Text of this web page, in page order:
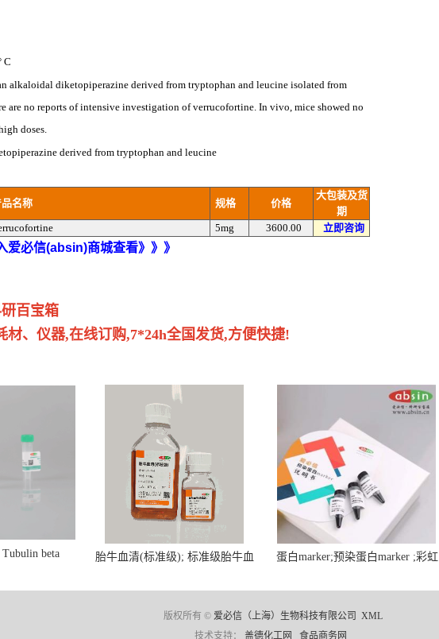
C
alkaloidal diketopiperazine derived from tryptophan and leucine isolated from
are no reports of intensive investigation of verrucofortine. In vivo, mice showed no
doses.
derived from tryptophan and leucine
品名称 规格 价格
大包装及货
期
5mg 3600.00 立即咨询
爱必信(absin)商城查看》》》
百宝箱
材、仪器,在线订购,7*24h全国发货,方便快捷!
beta
胎牛血清(标准级); 标准级胎牛血
蛋白marker;预染蛋白marker ;彩虹
版权所有 © 爱必信（上海）生物科技有限公司
XML
技术支持： 盖德化工网 食品商务网